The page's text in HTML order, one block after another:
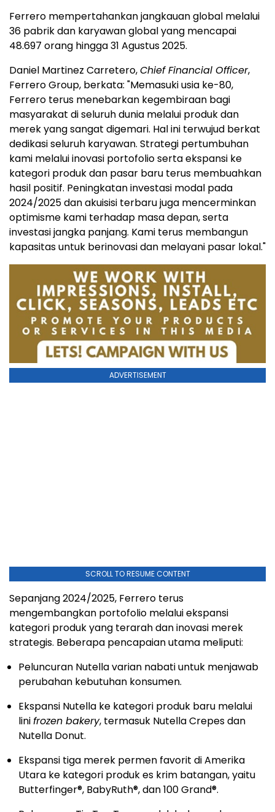
Ferrero mempertahankan jangkauan global melalui
36 pabrik dan karyawan global yang mencapai
48.697 orang hingga 31 Agustus 2025.
Daniel Martinez Carretero,Chief Financial Officer,
Ferrero Group, berkata: "Memasuki usia ke-80,
Ferrero terus menebarkan kegembiraan bagi
masyarakat di seluruh dunia melalui produk dan
merek yang sangat digemari. Hal ini terwujud berkat
dedikasi seluruh karyawan. Strategi pertumbuhan
kami melalui inovasi portofolio serta ekspansi ke
kategori produk dan pasar baru terus membuahkan
hasil positif. Peningkatan investasi modal pada
2024/2025 dan akuisisi terbaru juga mencerminkan
optimisme kami terhadap masa depan, serta
investasi jangka panjang. Kami terus membangun
kapasitas untuk berinovasi dan melayani pasar lokal."
ADVERTISEMENT
SCROLL TO RESUME CONTENT
Sepanjang 2024/2025, Ferrero terus
mengembangkan portofolio melalui ekspansi
kategori produk yang terarah dan inovasi merek
strategis. Beberapa pencapaian utama meliputi:
Peluncuran Nutella varian nabati untuk menjawab
perubahan kebutuhan konsumen.
Ekspansi Nutella ke kategori produk baru melalui
linifrozen bakery, termasuk Nutella Crepes dan
Nutella Donut.
Ekspansi tiga merek permen favorit di Amerika
Utara ke kategori produk es krim batangan, yaitu
Butterfinger®, BabyRuth®, dan 100 Grand®.